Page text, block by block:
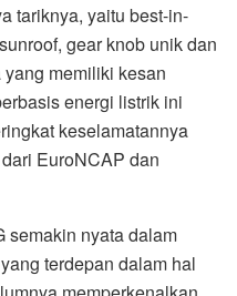
semakin nyata dalam
terdepan dalam hal
memperkenalkan
gaming cockpit
daya tempuh hingga
module-free battery
modern menjadi